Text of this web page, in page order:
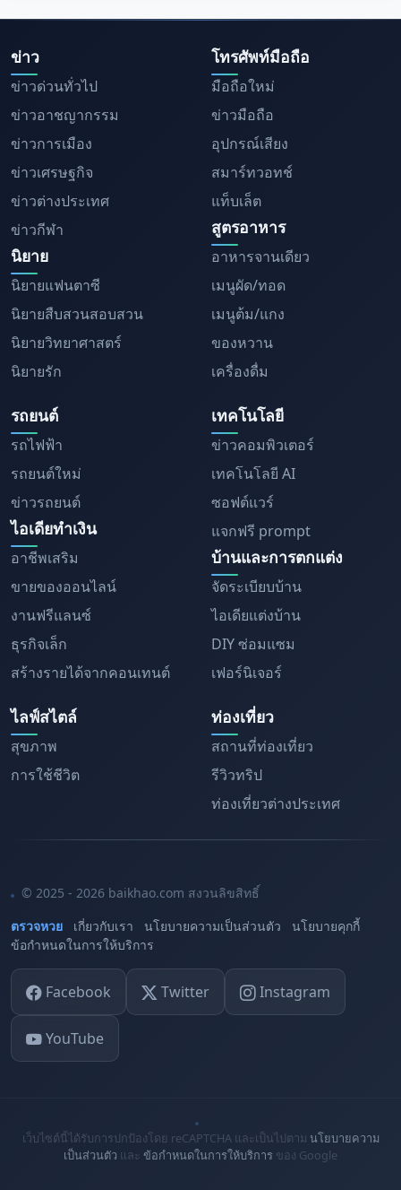
ข่าว
ข่าวด่วนทั่วไป
ข่าวอาชญากรรม
ข่าวการเมือง
ข่าวเศรษฐกิจ
ข่าวต่างประเทศ
ข่าวกีฬา
นิยาย
นิยายแฟนตาซี
นิยายสืบสวนสอบสวน
นิยายวิทยาศาสตร์
นิยายรัก
โทรศัพท์มือถือ
มือถือใหม่
ข่าวมือถือ
อุปกรณ์เสียง
สมาร์ทวอทช์
แท็บเล็ต
สูตรอาหาร
อาหารจานเดียว
เมนูผัด/ทอด
เมนูต้ม/แกง
ของหวาน
เครื่องดื่ม
รถยนต์
รถไฟฟ้า
รถยนต์ใหม่
ข่าวรถยนต์
ไอเดียทำเงิน
อาชีพเสริม
ขายของออนไลน์
งานฟรีแลนซ์
ธุรกิจเล็ก
สร้างรายได้จากคอนเทนต์
เทคโนโลยี
ข่าวคอมพิวเตอร์
เทคโนโลยี AI
ซอฟต์แวร์
แจกฟรี prompt
บ้านและการตกแต่ง
จัดระเบียบบ้าน
ไอเดียแต่งบ้าน
DIY ซ่อมแซม
เฟอร์นิเจอร์
ไลฟ์สไตล์
สุขภาพ
การใช้ชีวิต
ท่องเที่ยว
สถานที่ท่องเที่ยว
รีวิวทริป
ท่องเที่ยวต่างประเทศ
© 2025 - 2026 baikhao.com สงวนลิขสิทธิ์
ตรวจหวย
เกี่ยวกับเรา นโยบายความเป็นส่วนตัว
นโยบายคุกกี้
ข้อกำหนดในการให้บริการ
Facebook Twitter Instagram
YouTube
เว็บไซต์นี้ได้รับการปกป้องโดย reCAPTCHA และเป็นไปตาม นโยบายความ
เป็นส่วนตัว และ ข้อกำหนดในการให้บริการ ของ Google